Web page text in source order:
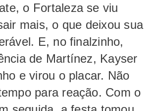
o Fortaleza se viu
mais, o que deixou sua
E, no finalzinho,
de Martínez, Kayser
e virou o placar. Não
para reação. Com o